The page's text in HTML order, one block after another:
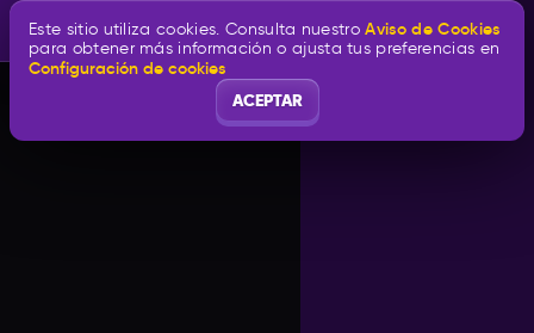
Este sitio utiliza cookies. Consulta nuestroAviso de Cookies
para obtener más información o ajusta tus preferencias en
Configuración de cookies
ACEPTAR